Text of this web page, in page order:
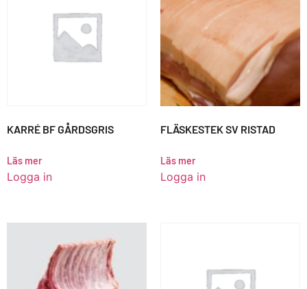
KARRÉ BF GÅRDSGRIS
Läs mer
Logga in
FLÄSKESTEK SV RISTAD
Läs mer
Logga in